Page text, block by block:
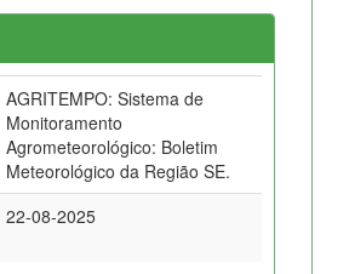
AGRITEMPO: Sistema de
Monitoramento
Agrometeorológico: Boletim
Meteorológico da Região SE.
22-08-2025